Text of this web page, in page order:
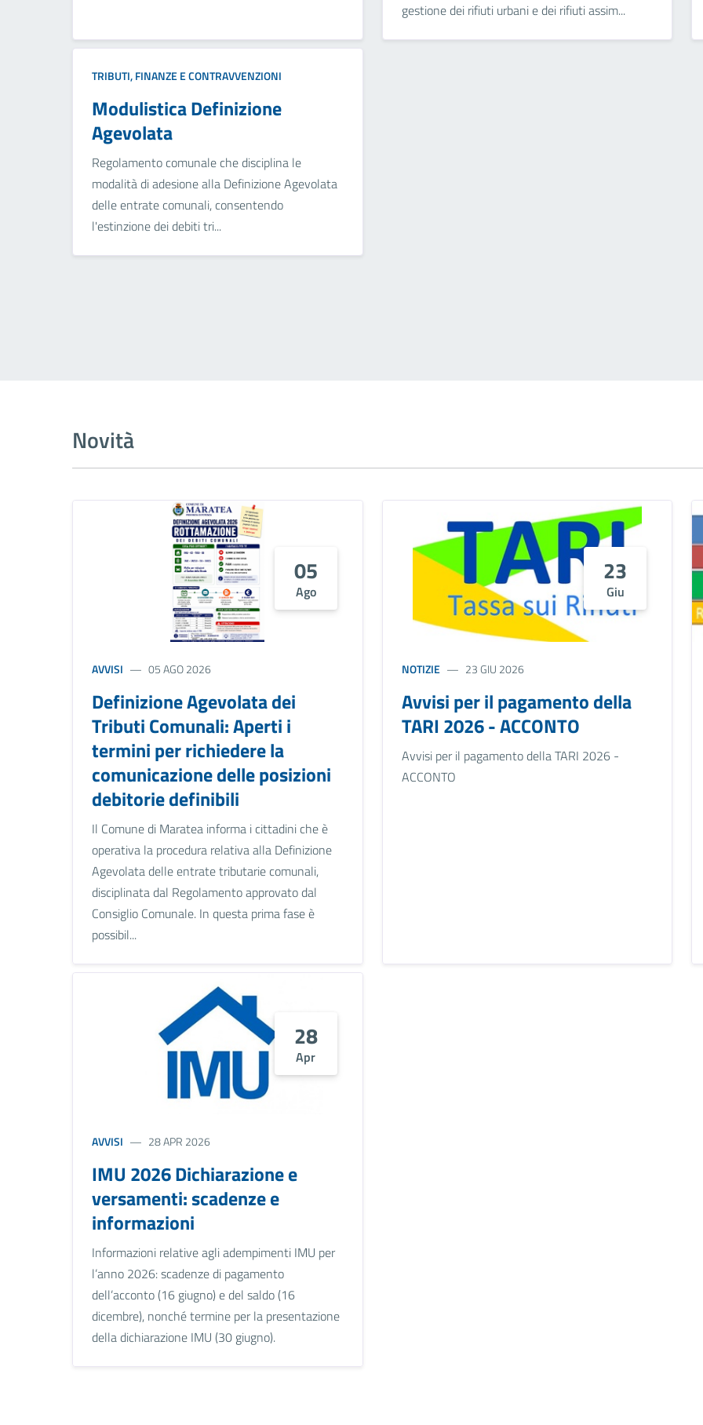
gestione dei rifiuti urbani e dei rifiuti assim...
TRIBUTI, FINANZE E CONTRAVVENZIONI
Modulistica Definizione
Agevolata
Regolamento comunale che disciplina le
modalità di adesione alla Definizione Agevolata
delle entrate comunali, consentendo
l'estinzione dei debiti tri...
Novità
05
Ago
AVVISI 05 AGO 2026
Definizione Agevolata dei
Tributi Comunali: Aperti i
termini per richiedere la
comunicazione delle posizioni
debitorie definibili
Il Comune di Maratea informa i cittadini che è
operativa la procedura relativa alla Definizione
Agevolata delle entrate tributarie comunali,
disciplinata dal Regolamento approvato dal
Consiglio Comunale. In questa prima fase è
possibil...
23
Giu
NOTIZIE 23 GIU 2026
Avvisi per il pagamento della
TARI 2026 - ACCONTO
Avvisi per il pagamento della TARI 2026 -
ACCONTO
28
Apr
AVVISI 28 APR 2026
IMU 2026 Dichiarazione e
versamenti: scadenze e
informazioni
Informazioni relative agli adempimenti IMU per
l’anno 2026: scadenze di pagamento
dell’acconto (16 giugno) e del saldo (16
dicembre), nonché termine per la presentazione
della dichiarazione IMU (30 giugno).